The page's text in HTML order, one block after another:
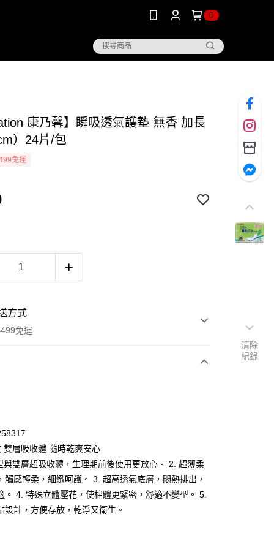
0
康乃馨】瞬吸透氣護墊 無香 加長
）24片/包
免運
方式
免運
款
雙層吸收體 隨時乾爽安心
與雙層超吸收體，生理期前後使用更放心。 2. 超薄柔
觸感輕柔，細緻呵護。 3. 超高透氣底層，悶熱排出，
。 4. 特殊立體壓花，使棉體更緊密，舒適不變型。 5.
設計，方便存放，乾淨又衛生。
清除
紀錄